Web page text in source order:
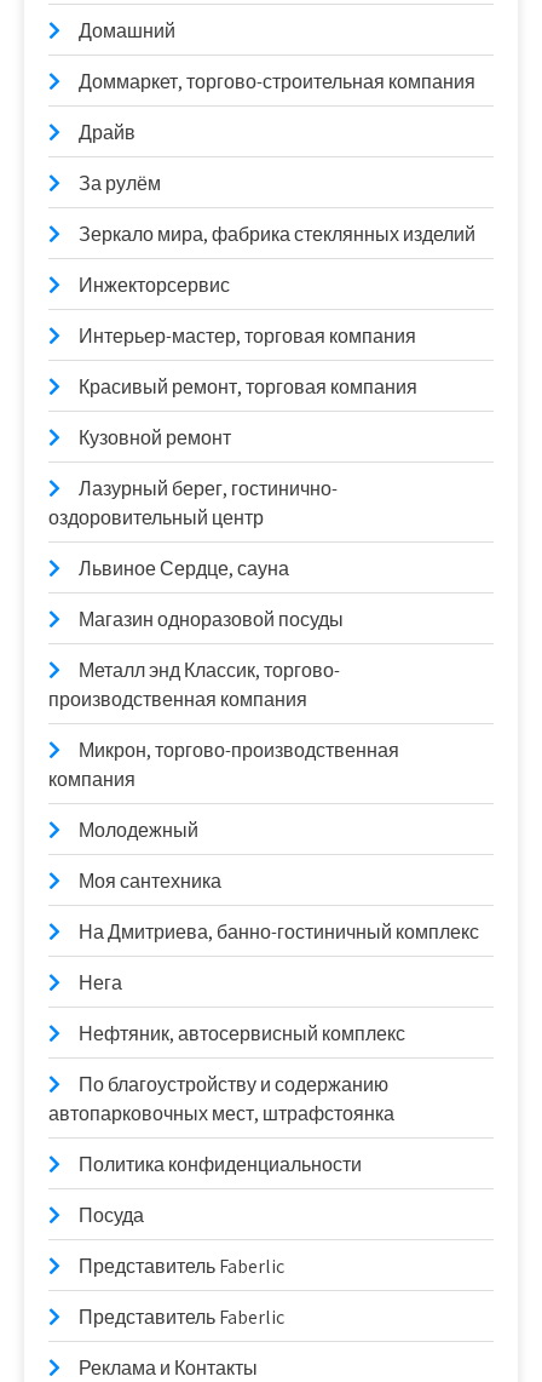
Домашний
Доммаркет, торгово-строительная компания
Драйв
За рулём
Зеркало мира, фабрика стеклянных изделий
Инжекторсервис
Интерьер-мастер, торговая компания
Красивый ремонт, торговая компания
Кузовной ремонт
Лазурный берег, гостинично-
оздоровительный центр
Львиное Сердце, сауна
Магазин одноразовой посуды
Металл энд Классик, торгово-
производственная компания
Микрон, торгово-производственная
компания
Молодежный
Моя сантехника
На Дмитриева, банно-гостиничный комплекс
Нега
Нефтяник, автосервисный комплекс
По благоустройству и содержанию
автопарковочных мест, штрафстоянка
Политика конфиденциальности
Посуда
Представитель Faberlic
Представитель Faberlic
Реклама и Контакты